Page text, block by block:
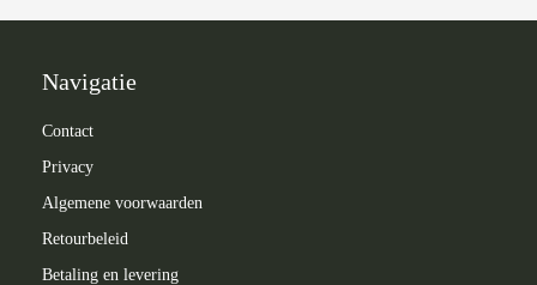
Navigatie
Contact
Privacy
Algemene voorwaarden
Retourbeleid
Betaling en levering